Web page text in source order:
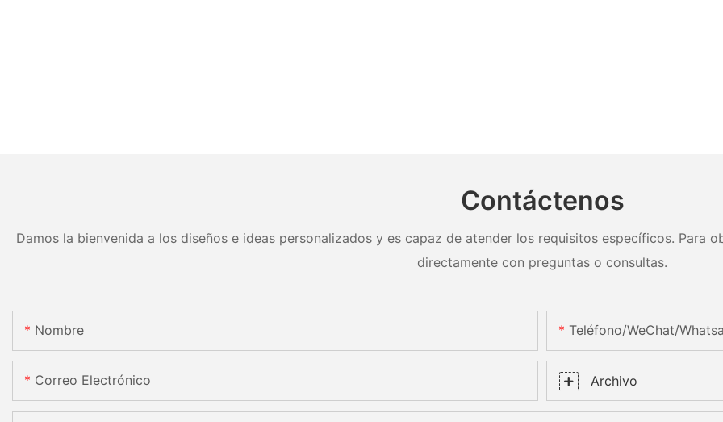
Contáctenos
Damos la bienvenida a los diseños e ideas personalizados y es capaz de atender los requisitos específicos. Para
directamente con preguntas o consultas.
Nombre Teléfono/WeChat/
Correo Electrónico Archivo